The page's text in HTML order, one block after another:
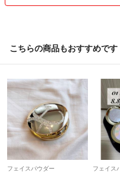
こちらの商品もおすすめです
フェイスパウダー フェイス